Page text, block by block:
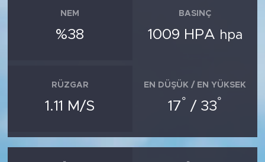
NEM
%38
BASINÇ
1009 HPA hpa
RÜZGAR
1.11 M/S
EN DÜŞÜK / EN YÜKSEK
17° / 33°